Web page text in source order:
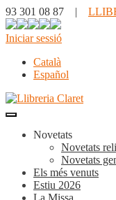
93 301 08 87 |
Iniciar sessió
Català
Español
Novetats
Novetats
Novetats
Els més venuts
Estiu 2026
La Missa